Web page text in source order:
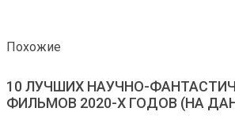
Похожие
10 ЛУЧШИХ НАУЧНО-
ФИЛЬМОВ 2020-Х ГОДОВ (НА